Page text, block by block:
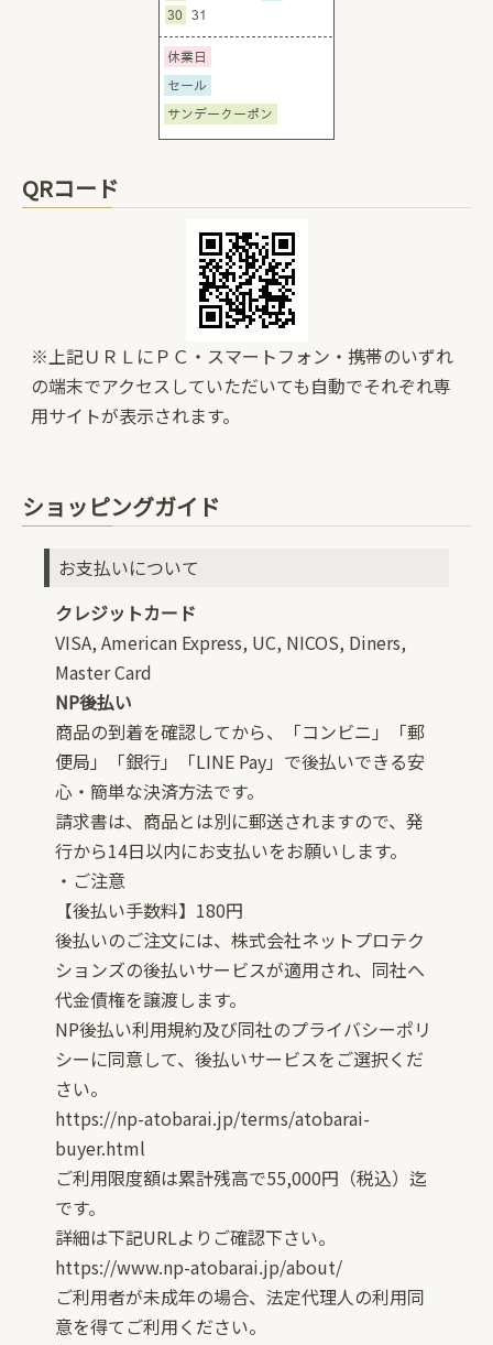
QRコード
※上記ＵＲＬにＰＣ・スマートフォン・携帯のいずれ
の端末でアクセスしていただいても自動でそれぞれ専
用サイトが表示されます。
ショッピングガイド
お支払いについて
クレジットカード
VISA, American Express, UC, NICOS, Diners,
Master Card
NP後払い
商品の到着を確認してから、「コンビニ」「郵
便局」「銀行」「LINE Pay」で後払いできる安
心・簡単な決済方法です。
請求書は、商品とは別に郵送されますので、発
行から14日以内にお支払いをお願いします。
・ご注意
【後払い手数料】180円
後払いのご注文には、株式会社ネットプロテク
ションズの後払いサービスが適用され、同社へ
代金債権を譲渡します。
NP後払い利用規約及び同社のプライバシーポリ
シーに同意して、後払いサービスをご選択くだ
さい。
https://np-atobarai.jp/terms/atobarai-
buyer.html
ご利用限度額は累計残高で55,000円（税込）迄
です。
詳細は下記URLよりご確認下さい。
https://www.np-atobarai.jp/about/
ご利用者が未成年の場合、法定代理人の利用同
意を得てご利用ください。